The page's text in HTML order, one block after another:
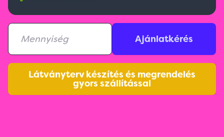
Ajánlatkérés
Látványterv készítés és megrendelés
gyors szállítással